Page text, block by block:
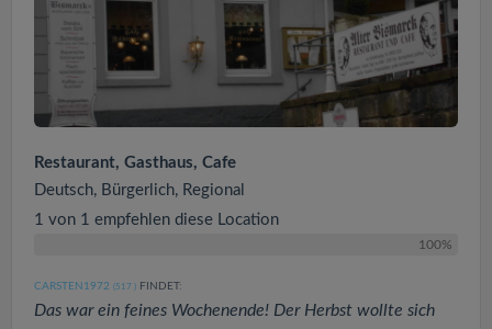
Restaurant, Gasthaus, Cafe
Deutsch, Bürgerlich, Regional
1 von 1 empfehlen diese Location
100%
CARSTEN1972 (517 ) FINDET:
Das war ein feines Wochenende! Der Herbst wollte sich